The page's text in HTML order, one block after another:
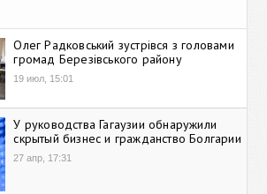
Олег Радковський зустрівся з головами
громад Березівського району
19 июл, 15:01
У руководства Гагаузии обнаружили
скрытый бизнес и гражданство Болгарии
27 апр, 17:31